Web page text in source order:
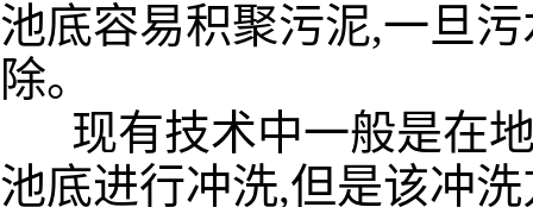
池底容易积聚污泥,一旦
除。
现有技术中一般是在地
池底进行冲洗,但是该冲